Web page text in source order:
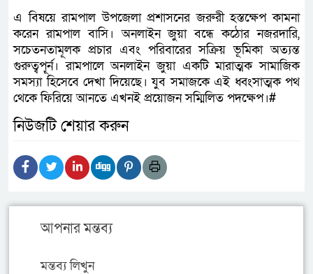
এ বিষয়ে রামপাল উপজেলা প্রশাসনের জরুরী হস্তক্ষেপ কামনা
করেন রামপাল বাসি। অনলাইন জুয়া বন্ধে কঠোর নজরদারি,
সচেতনতামূলক প্রচার এবং পরিবারের সক্রিয় ভূমিকা অত্যন্ত
গুরুত্বপূ্র্ন। রামপালে অনলাইন জুয়া একটি মারাত্মক সামাজিক
সমস্যা হিসেবে দেখা দিয়েছে। যুব সমাজকে এই ধ্বংসাত্মক পথ
থেকে ফিরিয়ে আনতে এখনই প্রয়োজন সম্মিলিত পদক্ষেপ।#
নিউজটি শেয়ার করুন
আপনার মন্তব্য
মন্তব্য লিখুন